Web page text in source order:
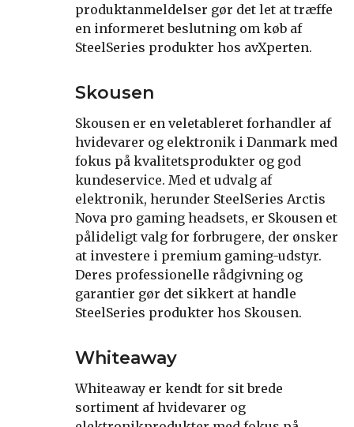
produktanmeldelser gør det let at træffe
en informeret beslutning om køb af
SteelSeries produkter hos avXperten.
Skousen
Skousen er en veletableret forhandler af
hvidevarer og elektronik i Danmark med
fokus på kvalitetsprodukter og god
kundeservice. Med et udvalg af
elektronik, herunder SteelSeries Arctis
Nova pro gaming headsets, er Skousen et
pålideligt valg for forbrugere, der ønsker
at investere i premium gaming-udstyr.
Deres professionelle rådgivning og
garantier gør det sikkert at handle
SteelSeries produkter hos Skousen.
Whiteaway
Whiteaway er kendt for sit brede
sortiment af hvidevarer og